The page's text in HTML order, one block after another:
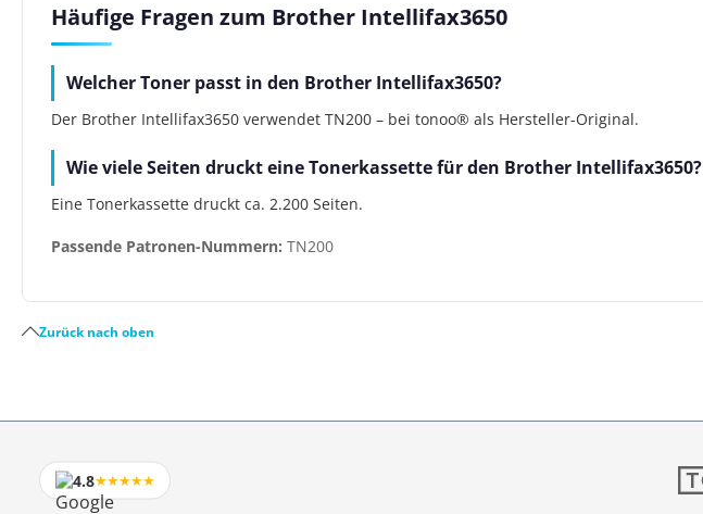
Häufige Fragen zum Brother Intellifax3650
Welcher Toner passt in den Brother Intellifax3650?
Der Brother Intellifax3650 verwendet TN200 – bei tonoo® als Hersteller-Original.
Wie viele Seiten druckt eine Tonerkassette für den Brother Intellifax3650?
Eine Tonerkassette druckt ca. 2.200 Seiten.
Passende Patronen-Nummern: TN200
Zurück nach oben
4.8★★★★★